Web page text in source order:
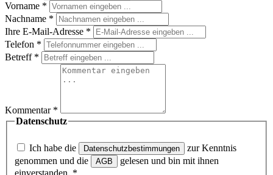
Vorname *
Nachname *
Ihre E-Mail-Adresse *
Telefon *
Betreff *
Kommentar *
Datenschutz
Ich habe die Datenschutzbestimmungen
zur Kenntnis
genommen und die
AGB
gelesen und bin mit ihnen
einverstanden. *